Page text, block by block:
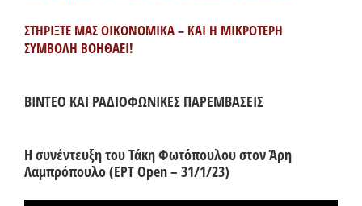
ΣΤΗΡΙΞΤΕ ΜΑΣ ΟΙΚΟΝΟΜΙΚΑ – ΚΑΙ Η ΜΙΚΡΟΤΕΡΗ
ΣΥΜΒΟΛΗ ΒΟΗΘΑΕΙ!
ΒΙΝΤΕΟ ΚΑΙ ΡΑΔΙΟΦΩΝΙΚΕΣ ΠΑΡΕΜΒΑΣΕΙΣ
Η συνέντευξη του Τάκη Φωτόπουλου στον Άρη
Λαμπρόπουλο (ΕΡΤ Open – 31/1/23)